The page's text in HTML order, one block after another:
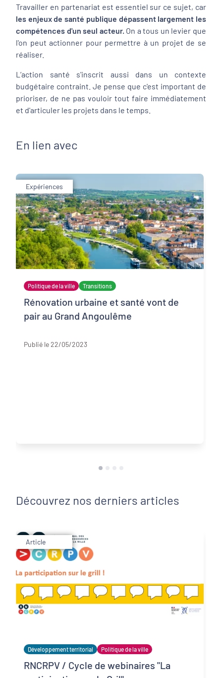
Travailler en partenariat est essentiel sur ce sujet, car
les enjeux de santé publique dépassent largement les
compétences d'un seul acteur.On a tous un levier que
l'on peut actionner pour permettre à un projet de se
réaliser.
L’action santé s'inscrit aussi dans un contexte
budgétaire contraint. Je pense que c'est important de
prioriser, de ne pas vouloir tout faire immédiatement
et d'articuler les projets dans le temps.
En lien avec
Expériences
Politique de la ville Transitions
Rénovation urbaine et santé vont de
pair au Grand Angoulême
Publié le 22/05/2023
Découvrez nos derniers articles
Article
Développement territorial Politique de la ville
RNCRPV / Cycle de webinaires "La